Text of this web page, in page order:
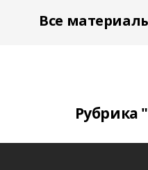
Все
Рубрика